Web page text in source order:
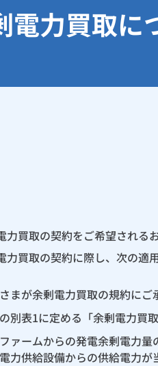
電力買取に
力買取の契約をご希望される
力買取の契約に際し、次の適
まが余剰電力買取の規約にご
別表1に定める「余剰電力買
ァームからの発電余剰電力量
力供給設備からの供給電力が